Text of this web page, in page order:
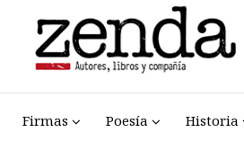
Firmas Poesía Historia